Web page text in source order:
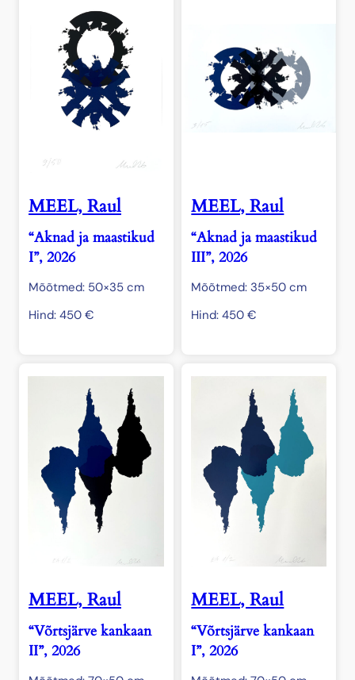
MEEL, Raul
“Aknad ja maastikud
I”, 2026
Mõõtmed: 50×35 cm
Hind: 450 €
MEEL, Raul
“Aknad ja maastikud
III”, 2026
Mõõtmed: 35×50 cm
Hind:450€
MEEL, Raul
“Võrtsjärve kankaan
II”, 2026
MEEL, Raul
“Võrtsjärve kankaan
I”, 2026